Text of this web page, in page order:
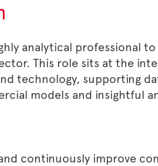
analytical professional
This role sits at the
technology, supporting
models and insightful
continuously improve